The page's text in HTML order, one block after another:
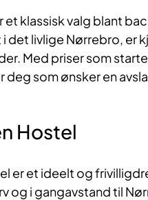
et klassisk valg blant
det livlige Nørrebro, er
Med priser som
som ønsker en
Hostel
er et ideelt og
og i gangavstand til